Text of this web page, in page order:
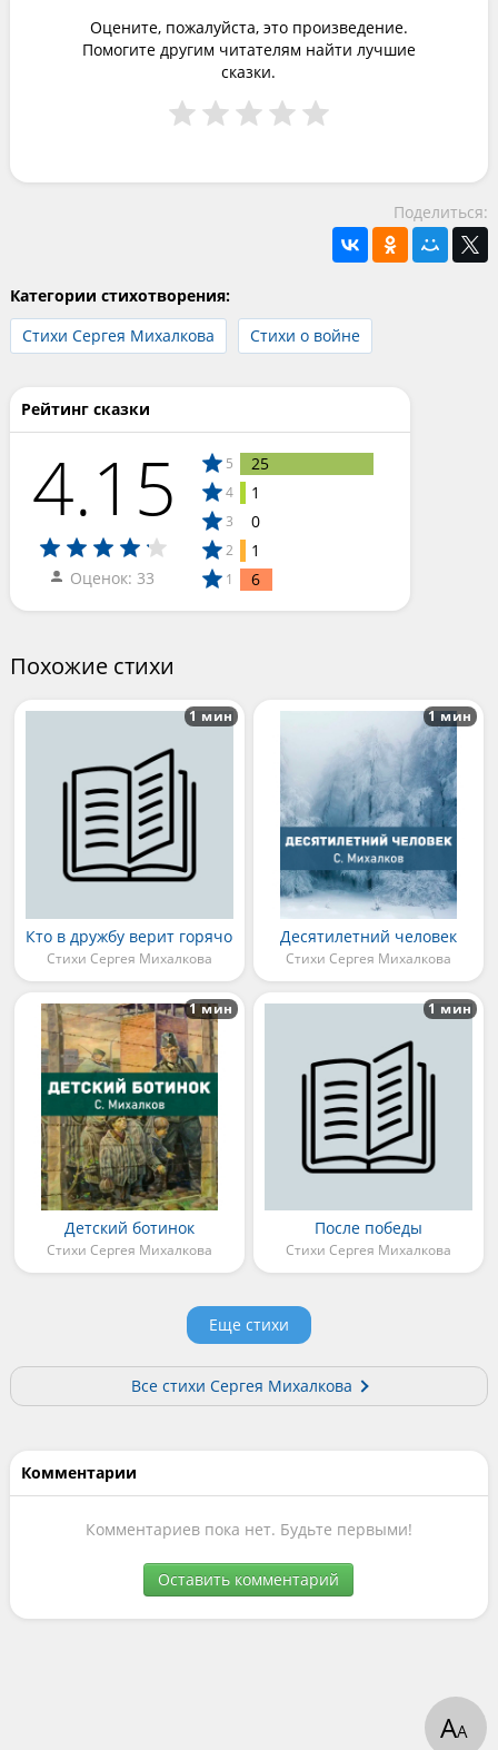
Оцените, пожалуйста, это произведение.
Помогите другим читателям найти лучшие
сказки.
Поделиться:
Категории стихотворения:
Стихи Сергея Михалкова
Стихи о войне
Рейтинг сказки
4.15
Оценок: 33
5 25
4 1
3 0
2 1
1 6
Похожие стихи
Кто в дружбу верит горячо
Стихи Сергея Михалкова
1 мин
Десятилетний человек
Стихи Сергея Михалкова
1 мин
Детский ботинок
Стихи Сергея Михалкова
1 мин
После победы
Стихи Сергея Михалкова
1 мин
Еще стихи
Все стихи Сергея Михалкова
Комментарии
Комментариев пока нет. Будьте первыми!
Оставить комментарий
АА